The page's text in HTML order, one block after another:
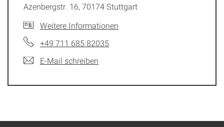
Azenbergstr. 16, 70174 Stuttgart
Weitere Informationen
+49 711 685 82035
E-Mail schreiben